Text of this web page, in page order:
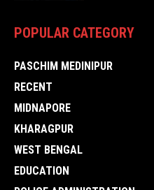
POPULAR CATEGORY
PASCHIM MEDINIPUR
RECENT
MIDNAPORE
KHARAGPUR
WEST BENGAL
EDUCATION